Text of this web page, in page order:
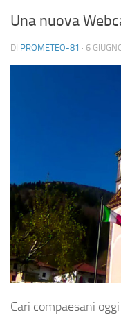
Una nuova
DI PROMETEO-81 · 6
Cari compaesani